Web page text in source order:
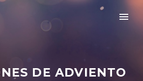
DE ADVIENTO